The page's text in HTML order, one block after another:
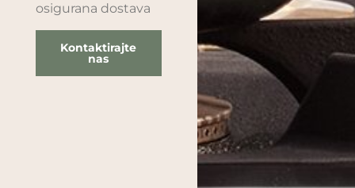
osigurana dostava
Kontaktirajte
nas